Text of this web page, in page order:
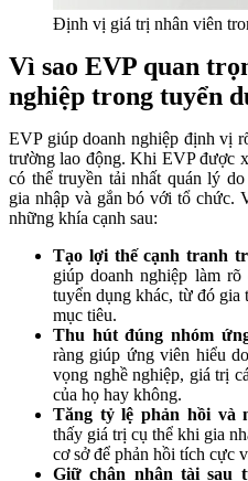
Định vị giá trị nhân viên
Vì sao EVP quan
nghiệp trong tuyển
EVP giúp doanh nghiệp định vị
trường lao động. Khi EVP được
có thể truyền tải nhất quán lý
gia nhập và gắn bó với tổ chức.
những khía cạnh sau:
Tạo lợi thế cạnh tranh
giúp doanh nghiệp làm
tuyển dụng khác, từ đó gia
mục tiêu.
Thu hút đúng nhóm
ràng giúp ứng viên hiểu
vọng nghề nghiệp, giá trị
của họ hay không.
Tăng tỷ lệ phản hồi và
thấy giá trị cụ thể khi gia
cơ sở để phản hồi tích cực
Giữ chân nhân tài sau